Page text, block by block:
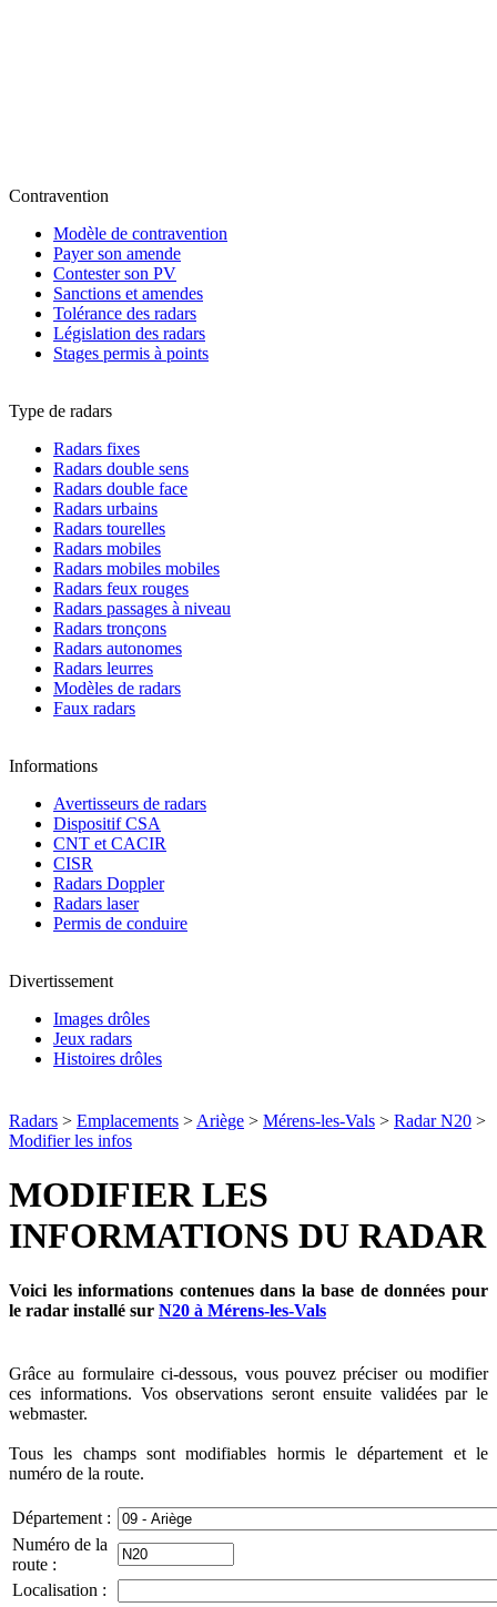
Contravention
Modèle de contravention
Payer son amende
Contester son PV
Sanctions et amendes
Tolérance des radars
Législation des radars
Stages permis à points
Type de radars
Radars fixes
Radars double sens
Radars double face
Radars urbains
Radars tourelles
Radars mobiles
Radars mobiles mobiles
Radars feux rouges
Radars passages à niveau
Radars tronçons
Radars autonomes
Radars leurres
Modèles de radars
Faux radars
Informations
Avertisseurs de radars
Dispositif CSA
CNT et CACIR
CISR
Radars Doppler
Radars laser
Permis de conduire
Divertissement
Images drôles
Jeux radars
Histoires drôles
Radars > Emplacements > Ariège > Mérens-les-Vals > Radar N20 >
Modifier les infos
MODIFIER LES
INFORMATIONS DU RADAR
Voici les informations contenues dans la base de données pour
le radar installé sur N20 à Mérens-les-Vals
Grâce au formulaire ci-dessous, vous pouvez préciser ou modifier
ces informations. Vos observations seront ensuite validées par le
webmaster.
Tous les champs sont modifiables hormis le département et le
numéro de la route.
Département :
Numéro de la
route :
Localisation :